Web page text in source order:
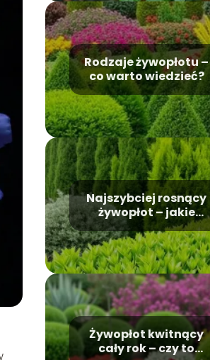
Rodzaje żywopłotu –
co warto wiedzieć?
Najszybciej rosnący
żywopłot – jakie
rośliny wybrać?
Żywopłot kwitnący
cały rok – czy to